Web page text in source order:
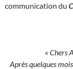
communication du
« Chers
Après quelques